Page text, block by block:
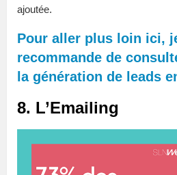
ajoutée.
Pour aller plus loin ici,
recommande de
la génération de leads
8. L’Emailing